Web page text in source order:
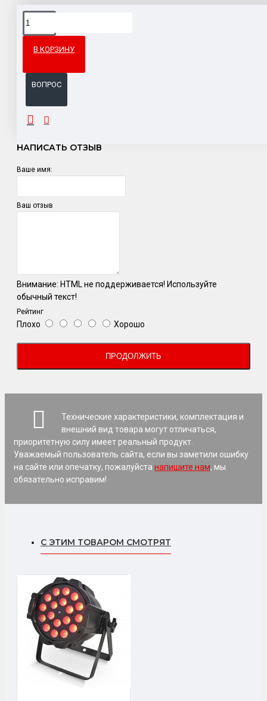
В КОРЗИНУ
ВОПРОС
Доставка товара по всему Таможенному союзу.
ОТЗЫВЫ
НАПИСАТЬ ОТЗЫВ
Ваше имя:
Ваш отзыв
Внимание: HTML не поддерживается! Используйте
обычный текст!
Рейтинг
Плохо Хорошо
ПРОДОЛЖИТЬ
Технические характеристики, комплектация и
внешний вид товара могут отличаться,
приоритетную силу имеет реальный продукт.
Уважаемый пользователь сайта, если вы заметили ошибку
на сайте или опечатку, пожалуйста напишите нам, мы
обязательно исправим!
С ЭТИМ ТОВАРОМ СМОТРЯТ